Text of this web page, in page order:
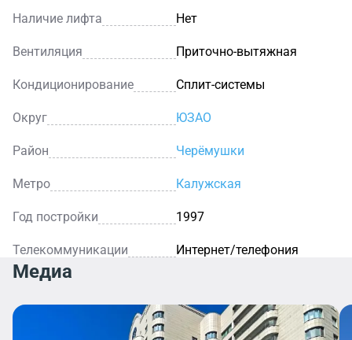
Наличие лифта Нет
Вентиляция Приточно-вытяжная
Кондиционирование Сплит-системы
Округ ЮЗАО
Район Черёмушки
Метро Калужская
Год постройки 1997
Телекоммуникации Интернет/телефония
Медиа